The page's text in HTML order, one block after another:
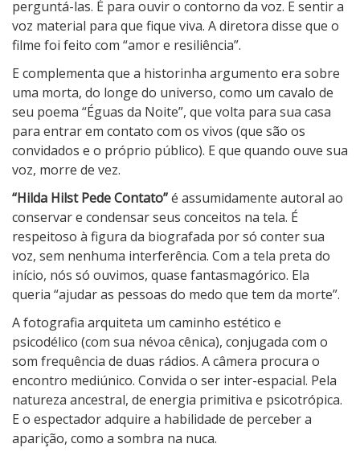
perguntá-las. É para ouvir o contorno da voz. E sentir a
voz material para que fique viva. A diretora disse que o
filme foi feito com “amor e resiliência”.
E complementa que a historinha argumento era sobre
uma morta, do longe do universo, como um cavalo de
seu poema “Éguas da Noite”, que volta para sua casa
para entrar em contato com os vivos (que são os
convidados e o próprio público). E que quando ouve sua
voz, morre de vez.
“Hilda Hilst Pede Contato”é assumidamente autoral ao
conservar e condensar seus conceitos na tela. É
respeitoso à figura da biografada por só conter sua
voz, sem nenhuma interferência. Com a tela preta do
início, nós só ouvimos, quase fantasmagórico. Ela
queria “ajudar as pessoas do medo que tem da morte”.
A fotografia arquiteta um caminho estético e
psicodélico (com sua névoa cênica), conjugada com o
som frequência de duas rádios. A câmera procura o
encontro mediúnico. Convida o ser inter-espacial. Pela
natureza ancestral, de energia primitiva e psicotrópica.
E o espectador adquire a habilidade de perceber a
aparição, como a sombra na nuca.